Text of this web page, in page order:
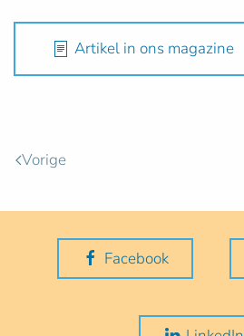
Artikel in ons magazine
Vorige
Facebook